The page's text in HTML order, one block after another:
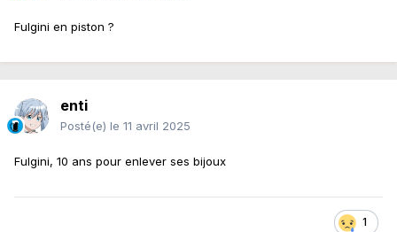
Fulgini en piston ?
enti
Posté(e) le 11 avril 2025
Fulgini, 10 ans pour enlever ses bijoux
1